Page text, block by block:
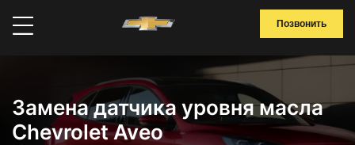
Позвонить
Замена датчика уровня масла
Chevrolet Aveo